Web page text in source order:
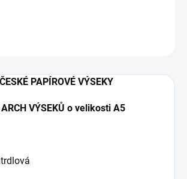
PAPÍROVÉ VÝSEKY
ARCH VÝSEKŮ o velikosti A5